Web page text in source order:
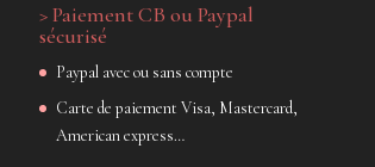
> Paiement CB ou Paypal
sécurisé
Paypal avec ou sans compte
Carte de paiement Visa, Mastercard,
American express…